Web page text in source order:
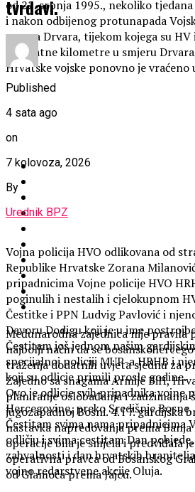
od 22. srpnja 1995., nekoliko
i nakon odbijenog protunapada
pravca Drvara, tijekom kojega su
kvadratne kilometre u smjeru
Hrvatske vojske ponovno je vraćeno
Međunarodna zajednica nije pravila
najbolji način da se
traženja dodatnih uvjeta sjednu za
Zajedno sa snagama Armije BiH,
planiranje oslobađanja i zauzimanja
jugozapadnoj Bosni. 4. i 7. gardijska
nastavka napredovanja prema Banja
operacije bila je smjela i predviđala
operativna pravca od Bosanskog
od Glamoča prema Jajcu.
tvrdavi.
Published
4 sata ago
on
7 kolovoza, 2026
By
Urednik BPZ
Vojna policija HVO odlikovana od
Republike Hrvatske Zorana
pripadnicima Vojne policije HVO
poginulih i nestalih i cjelokupnom
Čestitke i PPN Ludvig Pavlović i
Davoru Dodigu koji je u ime
Čestitam još jednom našim
specijalnoj policiji MUP-a HRHB i
koji su odlicje primili prosle godine.
Ovo je odlicje svih pripadnika vojne
Hercegovine, preko Središnje
Čestitam svima nama pripadnicima
odličju i svima cestitam Dan
zahvalnosti i dan hrvatskih
vojno redarstvene akcije Oluja.